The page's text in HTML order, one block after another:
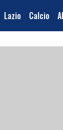
Lazio Calcio